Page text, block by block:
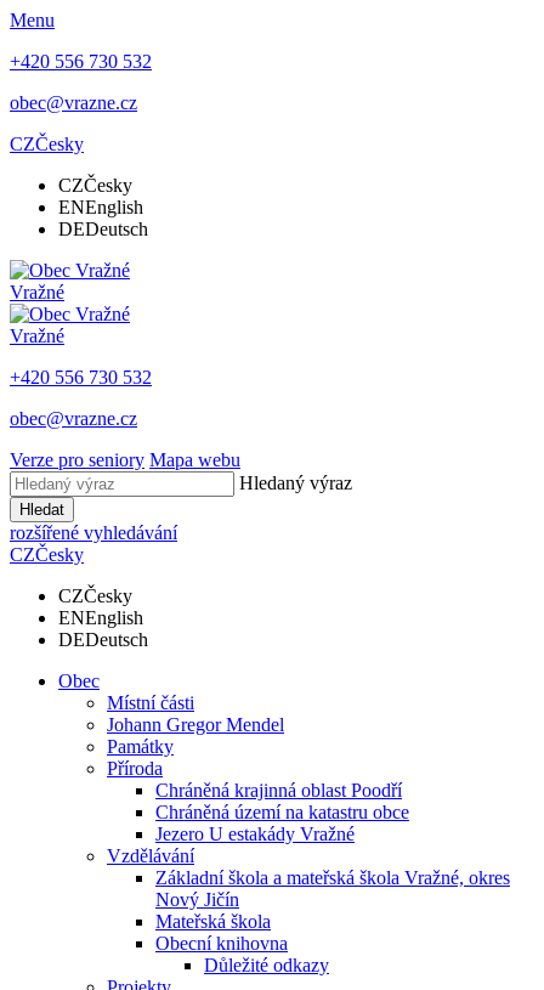
Menu
+420 556 730 532
obec@vrazne.cz
CZČesky
CZČesky
ENEnglish
DEDeutsch
Vražné
Vražné
+420 556 730 532
obec@vrazne.cz
Verze pro seniory Mapa webu
Hledaný výraz
Hledat
rozšířené vyhledávání
CZČesky
CZČesky
ENEnglish
DEDeutsch
Obec
Místní části
Johann Gregor Mendel
Památky
Příroda
Chráněná krajinná oblast Poodří
Chráněná území na katastru obce
Jezero U estakády Vražné
Vzdělávání
Základní škola a mateřská škola Vražné, okres
Nový Jičín
Mateřská škola
Obecní knihovna
Důležité odkazy